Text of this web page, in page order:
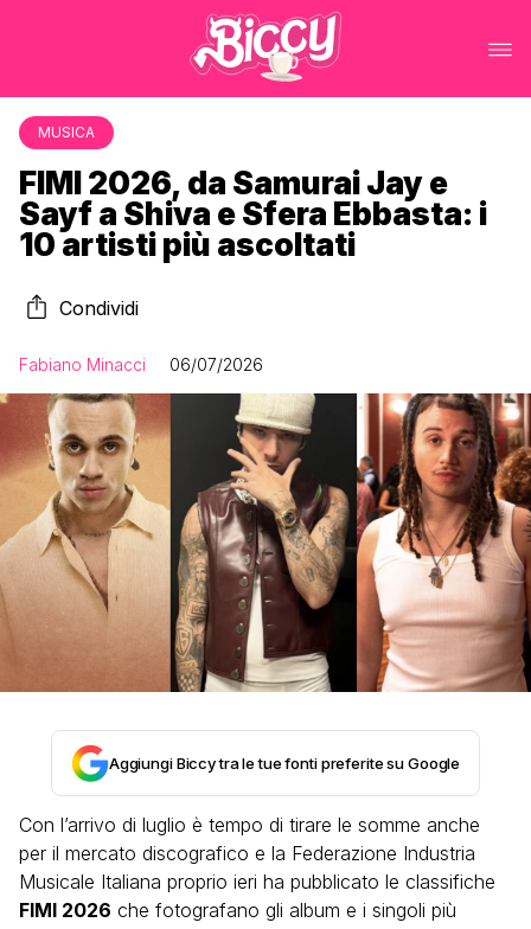
MUSICA
FIMI 2026, da Samurai Jay e
Sayf a Shiva e Sfera Ebbasta: i
10 artisti più ascoltati
Condividi
Fabiano Minacci 06/07/2026
Aggiungi Biccy tra le tue fonti preferite su Google
Con l’arrivo di luglio è tempo di tirare le somme anche
per il mercato discografico e la Federazione Industria
Musicale Italiana proprio ieri ha pubblicato le classifiche
FIMI 2026 che fotografano gli album e i singoli più